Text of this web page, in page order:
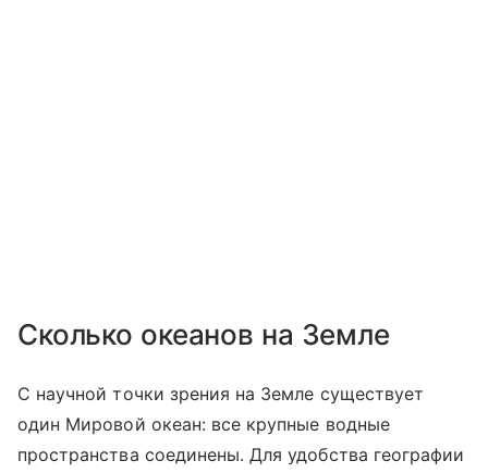
Сколько океанов на Земле
С научной точки зрения на Земле существует
один Мировой океан: все крупные водные
пространства соединены. Для удобства географии